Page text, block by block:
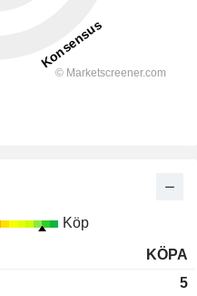
Köp
KÖPA
5